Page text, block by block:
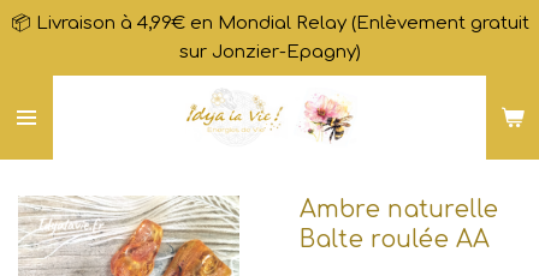
Passer
contenu
principal
📦 Livraison à 4,99€ en Mondial Relay (Enlèvement gratuit
sur Jonzier-Epagny)
Ambre naturelle
Balte roulée AA